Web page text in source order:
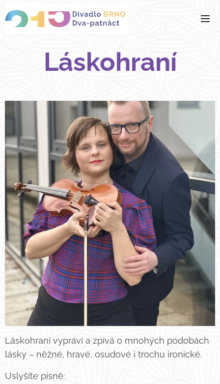
Láskohraní
Láskohraní vypráví a zpívá o mnohých podobách
lásky – něžné, hravé, osudové i trochu ironické.
Uslyšíte písně: